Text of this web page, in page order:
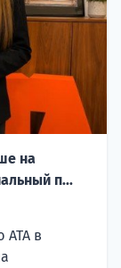
на
п...
в